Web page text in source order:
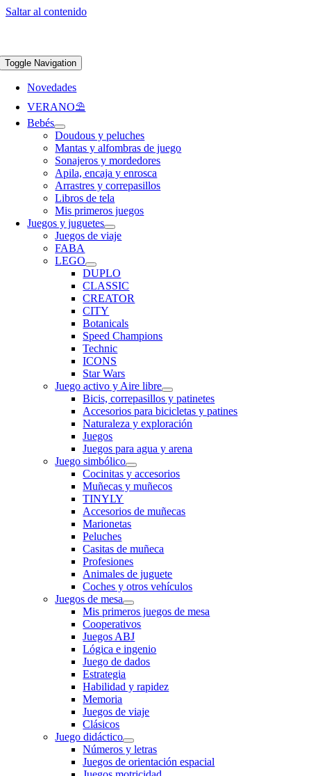
Saltar al contenido
Toggle Navigation
Novedades
VERANO⛱️​
Bebés
Doudous y peluches
Mantas y alfombras de juego
Sonajeros y mordedores
Apila, encaja y enrosca
Arrastres y correpasillos
Libros de tela
Mis primeros juegos
Juegos y juguetes
Juegos de viaje
FABA
LEGO
DUPLO
CLASSIC
CREATOR
CITY
Botanicals
Speed Champions
Technic
ICONS
Star Wars
Juego activo y Aire libre
Bicis, correpasillos y patinetes
Accesorios para bicicletas y patines
Naturaleza y exploración
Juegos
Juegos para agua y arena
Juego simbólico
Cocinitas y accesorios
Muñecas y muñecos
TINYLY
Accesorios de muñecas
Marionetas
Peluches
Casitas de muñeca
Profesiones
Animales de juguete
Coches y otros vehículos
Juegos de mesa
Mis primeros juegos de mesa
Cooperativos
Juegos ABJ
Lógica e ingenio
Juego de dados
Estrategia
Habilidad y rapidez
Memoria
Juegos de viaje
Clásicos
Juego didáctico
Números y letras
Juegos de orientación espacial